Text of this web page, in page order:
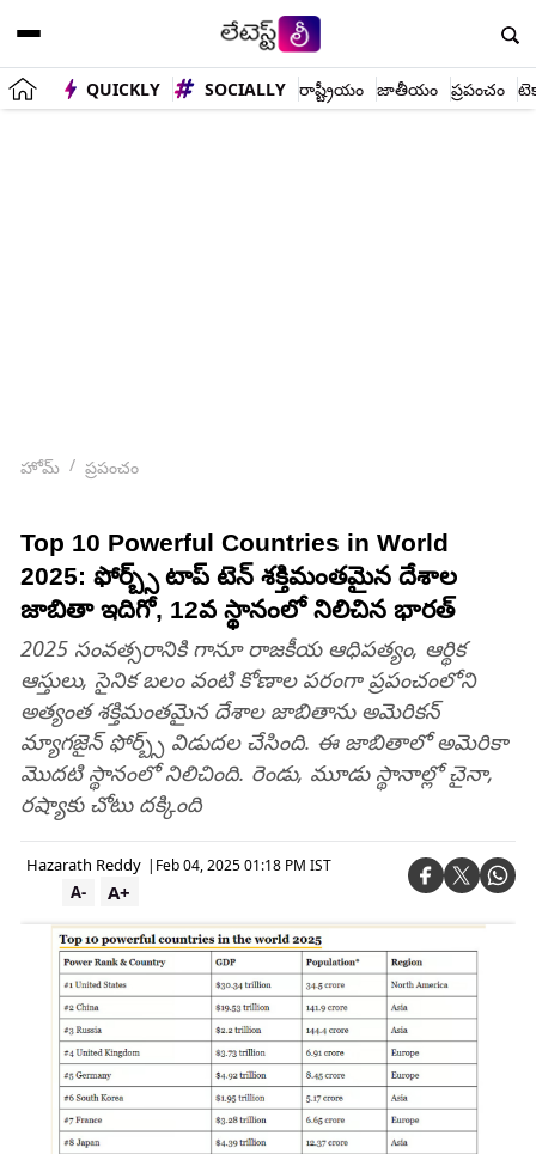
QUICKLY SOCIALLY రాష్ట్రీయం జాతీయం ప్రపంచం
హోమ్ ప్రపంచం
Top 10 Powerful Countries in World
2025: ఫోర్బ్స్‌ టాప్ టెన్ శక్తిమంతమైన దేశాల
జాబితా ఇదిగో, 12వ స్థానంలో నిలిచిన భారత్
2025 సంవత్సరానికి గానూ రాజకీయ ఆధిపత్యం, ఆర్థిక
ఆస్తులు, సైనిక బలం వంటి కోణాల పరంగా ప్రపంచంలోని
అత్యంత శక్తిమంతమైన దేశాల జాబితాను అమెరికన్
మ్యాగజైన్ ఫోర్బ్స్‌ విడుదల చేసింది. ఈ జాబితాలో అమెరికా
మొదటి స్థానంలో నిలిచింది. రెండు, మూడు స్థానాల్లో చైనా,
రష్యాకు చోటు దక్కింది
Hazarath Reddy | Feb 04, 2025 01:18 PM IST
A+
A-